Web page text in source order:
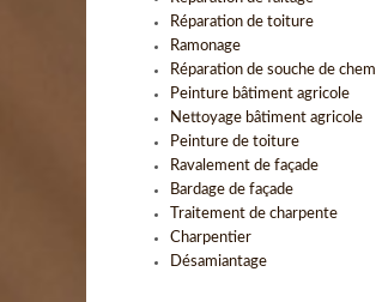
Réparation de toiture
Ramonage
Réparation de souche de
Peinture bâtiment agricole
Nettoyage bâtiment agricole
Peinture de toiture
Ravalement de façade
Bardage de façade
Traitement de charpente
Charpentier
Désamiantage